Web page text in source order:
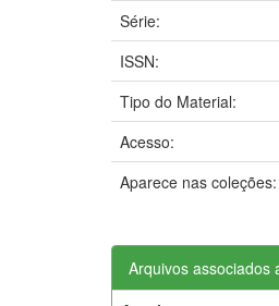
Série:
ISSN:
Tipo do Material:
Acesso:
Aparece nas coleções:
Arquivos associados